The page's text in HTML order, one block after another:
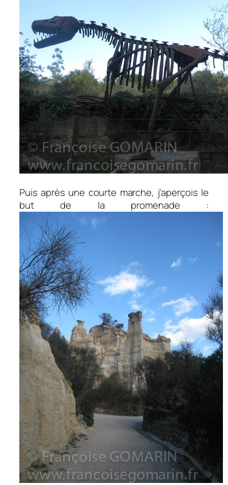
Puis après une courte marche, j’aperçois le
but de la promenade :